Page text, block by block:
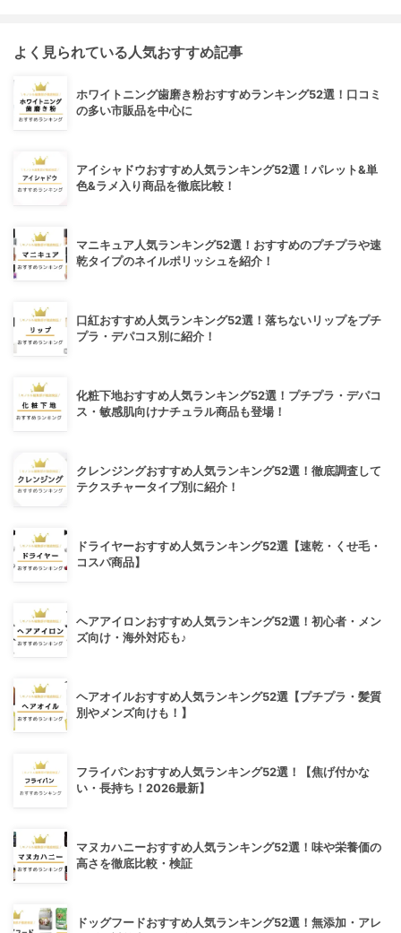
よく見られている人気おすすめ記事
ホワイトニング歯磨き粉おすすめランキング52選！口コミ
の多い市販品を中心に
アイシャドウおすすめ人気ランキング52選！パレット&単
色&ラメ入り商品を徹底比較！
マニキュア人気ランキング52選！おすすめのプチプラや速
乾タイプのネイルポリッシュを紹介！
口紅おすすめ人気ランキング52選！落ちないリップをプチ
プラ・デパコス別に紹介！
化粧下地おすすめ人気ランキング52選！プチプラ・デパコ
ス・敏感肌向けナチュラル商品も登場！
クレンジングおすすめ人気ランキング52選！徹底調査して
テクスチャータイプ別に紹介！
ドライヤーおすすめ人気ランキング52選【速乾・くせ毛・
コスパ商品】
ヘアアイロンおすすめ人気ランキング52選！初心者・メン
ズ向け・海外対応も♪
ヘアオイルおすすめ人気ランキング52選【プチプラ・髪質
別やメンズ向けも！】
フライパンおすすめ人気ランキング52選！【焦げ付かな
い・長持ち！2026最新】
マヌカハニーおすすめ人気ランキング52選！味や栄養価の
高さを徹底比較・検証
ドッグフードおすすめ人気ランキング52選！無添加・アレ